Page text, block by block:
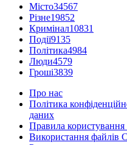
Місто34567
Різне19852
Кримінал10831
Події9135
Політика4984
Люди4579
Гроші3839
Про нас
Політика
даних
Правила користування
Використання файлів